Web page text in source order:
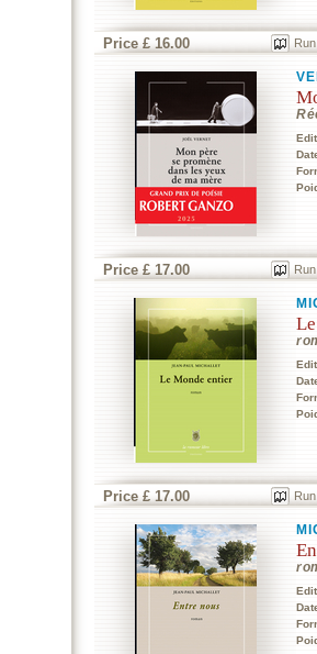
Price £ 16.00
Price £ 17.00
Price £ 17.00